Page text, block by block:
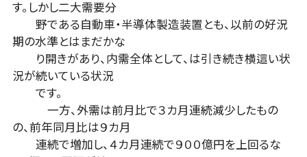
す。しかし二大需要分
野である自動車・半導体製造装置とも、以前の好況
期の水準とはまだかな
り開きがあり、内需全体として、は引き続き横這い状
況が続いている状況
です。
一方、外需は前月比で３カ月連続減少したもの
の、前年同月比は９カ月
連続で増加し、４カ月連続で９００億円を上回るな